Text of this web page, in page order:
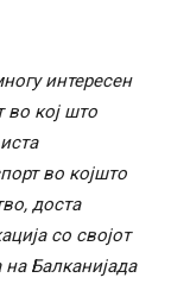
интересен
во кој што
во којшто
доста
со својот
Балканијада